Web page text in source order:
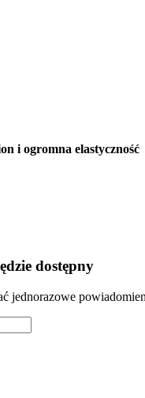
i ogromna elastyczność
dostępny
jednorazowe